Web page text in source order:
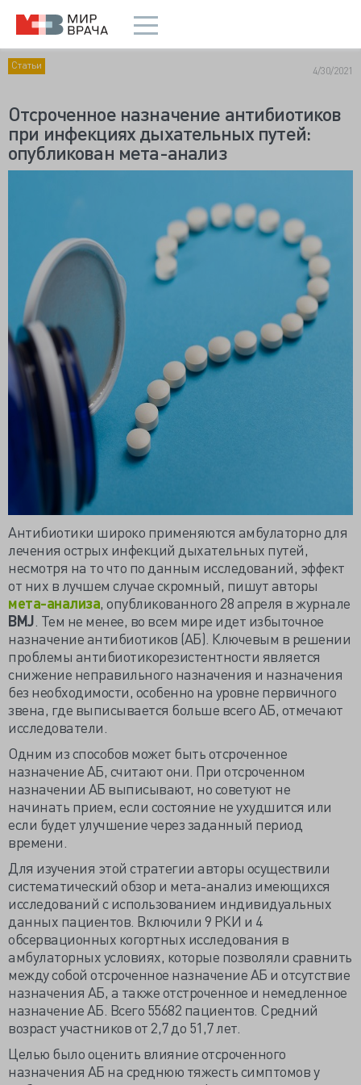
Статьи 4/30/2021
Отсроченное назначение антибиотиков
при инфекциях дыхательных путей:
опубликован мета-анализ
Антибиотики широко применяются амбулаторно для
лечения острых инфекций дыхательных путей,
несмотря на то что по данным исследований, эффект
от них в лучшем случае скромный, пишут авторы
мета-анализа, опубликованного 28 апреля в журнале
BMJ . Тем не менее, во всем мире идет избыточное
назначение антибиотиков (АБ). Ключевым в решении
проблемы антибиотикорезистентности является
снижение неправильного назначения и назначения
без необходимости, особенно на уровне первичного
звена, где выписывается больше всего АБ, отмечают
исследователи.
Одним из способов может быть отсроченное
назначение АБ, считают они. При отсроченном
назначении АБ выписывают, но советуют не
начинать прием, если состояние не ухудшится или
если будет улучшение через заданный период
времени.
Для изучения этой стратегии авторы осуществили
систематический обзор и мета-анализ имеющихся
исследований с использованием индивидуальных
данных пациентов. Включили 9 РКИ и 4
обсервационных когортных исследования в
амбулаторных условиях, которые позволяли сравнить
между собой отсроченное назначение АБ и отсутствие
назначения АБ, а также отстроченное и немедленное
назначение АБ. Всего 55682 пациентов. Средний
возраст участников от 2,7 до 51,7 лет.
Целью было оценить влияние отсроченного
назначения АБ на среднюю тяжесть симптомов у